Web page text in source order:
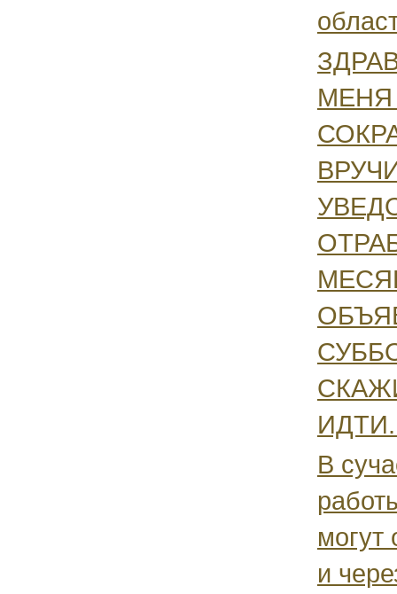
МЕНЯ
В
могут
и